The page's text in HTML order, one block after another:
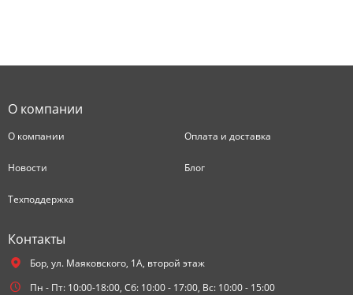
О компании
О компании Оплата и доставка
Новости Блог
Техподдержка
Контакты
Бор, ул. Маяковского, 1А, второй этаж
Пн - Пт: 10:00-18:00, Сб: 10:00 - 17:00, Вс: 10:00 - 15:00